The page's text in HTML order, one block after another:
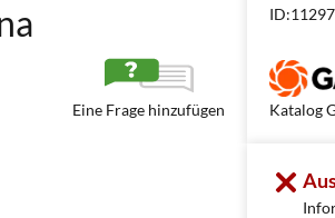
Eine Frage hinzufügen
ID:
Katalog